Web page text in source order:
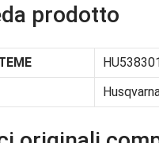
prodotto